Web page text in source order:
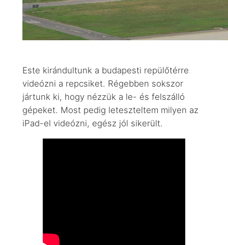
Este kirándultunk a budapesti repülőtérre
videózni a repcsiket. Régebben sokszor
jártunk ki, hogy nézzük a le- és felszálló
gépeket. Most pedig leteszteltem milyen az
iPad-el videózni, egész jól sikerült.